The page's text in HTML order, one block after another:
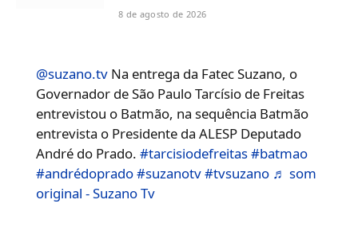
8 de agosto de 2026
@suzano.tv Na entrega da Fatec Suzano, o
Governador de São Paulo Tarcísio de Freitas
entrevistou o Batmão, na sequência Batmão
entrevista o Presidente da ALESP Deputado
André do Prado.#tarcisiodefreitas#batmao
#andrédoprado#suzanotv#tvsuzano ♬ som
original - Suzano Tv